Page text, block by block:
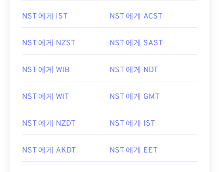
NST 에게 IST NST 에게 ACST
NST 에게 NZST NST 에게 SAST
NST 에게 WIB NST 에게 NDT
NST 에게 WIT NST 에게 GMT
NST 에게 NZDT NST 에게 IST
NST 에게 AKDT NST 에게 EET